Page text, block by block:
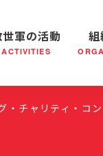
問題 救世軍
世軍の活動
ACTIVITIES
活動 社会鍋
組織概要
・チャリティ・コ